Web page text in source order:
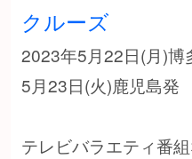
クルーズ
2023年5月22日(月
5月23日(火)鹿児島
テレビバラエティ番